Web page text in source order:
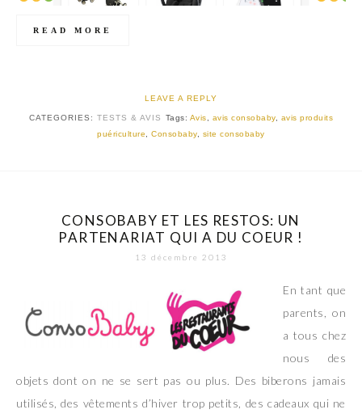
READ MORE
LEAVE A REPLY
CATEGORIES: TESTS & AVIS Tags: Avis avis consobaby, avis produits
puériculture
,Consobaby, site consobaby
CONSOBABY ET LES RESTOS: UN
PARTENARIAT QUI A DU COEUR !
13 décembre 2013
En tant que
parents, on
a tous chez
nous des
objets dont on ne se sert pas ou plus. Des biberons jamais
utilisés, des vêtements d’hiver trop petits, des cadeaux qui ne